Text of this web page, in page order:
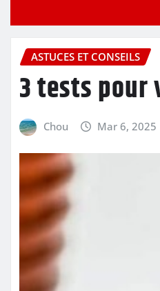
ASTUCES ET CONSEILS
3 tests
Chou Mar 6, 2025